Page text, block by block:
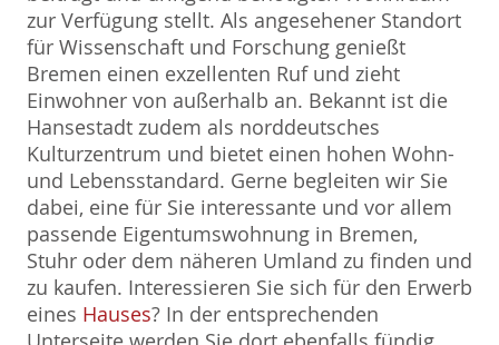
zur Verfügung stellt. Als angesehener Standort
für Wissenschaft und Forschung genießt
Bremen einen exzellenten Ruf und zieht
Einwohner von außerhalb an. Bekannt ist die
Hansestadt zudem als norddeutsches
Kulturzentrum und bietet einen hohen Wohn-
und Lebensstandard. Gerne begleiten wir Sie
dabei, eine für Sie interessante und vor allem
passende Eigentumswohnung in Bremen,
Stuhr oder dem näheren Umland zu finden und
zu kaufen. Interessieren Sie sich für den Erwerb
eines Hauses? In der entsprechenden